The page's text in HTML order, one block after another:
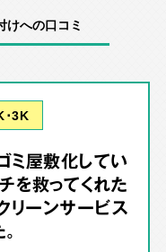
への口コミ
･3K
ミ屋敷化してい
を救ってくれた
リーンサービス